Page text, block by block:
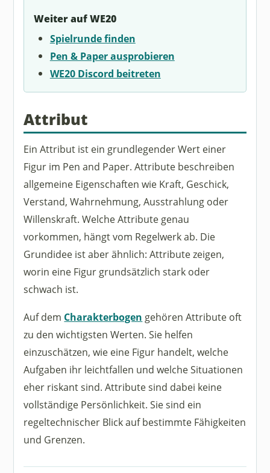
Weiter auf WE20
Spielrunde finden
Pen & Paper ausprobieren
WE20 Discord beitreten
Attribut
Ein Attribut ist ein grundlegender Wert einer
Figur im Pen and Paper. Attribute beschreiben
allgemeine Eigenschaften wie Kraft, Geschick,
Verstand, Wahrnehmung, Ausstrahlung oder
Willenskraft. Welche Attribute genau
vorkommen, hängt vom Regelwerk ab. Die
Grundidee ist aber ähnlich: Attribute zeigen,
worin eine Figur grundsätzlich stark oder
schwach ist.
Auf dem Charakterbogen gehören Attribute oft
zu den wichtigsten Werten. Sie helfen
einzuschätzen, wie eine Figur handelt, welche
Aufgaben ihr leichtfallen und welche Situationen
eher riskant sind. Attribute sind dabei keine
vollständige Persönlichkeit. Sie sind ein
regeltechnischer Blick auf bestimmte Fähigkeiten
und Grenzen.